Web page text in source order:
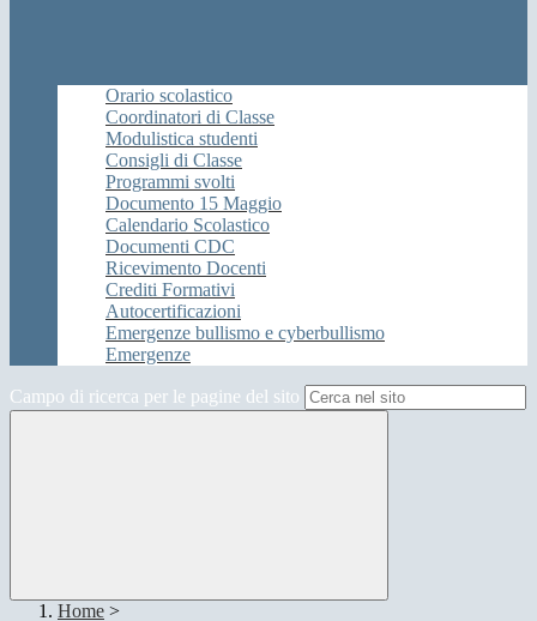
Orario scolastico
Coordinatori di Classe
Modulistica studenti
Consigli di Classe
Programmi svolti
Documento 15 Maggio
Calendario Scolastico
Documenti CDC
Ricevimento Docenti
Crediti Formativi
Autocertificazioni
Emergenze bullismo e cyberbullismo
Emergenze
Campo di ricerca per le pagine del sito
Home >